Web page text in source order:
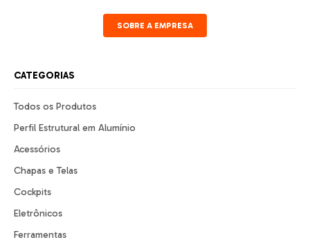
SOBRE A EMPRESA
CATEGORIAS
Todos os Produtos
Perfil Estrutural em Alumínio
Acessórios
Chapas e Telas
Cockpits
Eletrônicos
Ferramentas